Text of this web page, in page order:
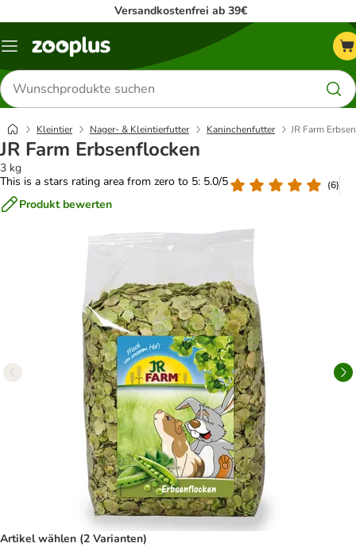
Versandkostenfrei ab 39€
Menü
Produkte
suchen
Kleintier Nager- & Kleintierfutter Kaninchenfutter JR Farm
JR Farm Erbsenflocken
3 kg
This is a stars rating area from zero to 5: 5.0/5
(6)
Produkt bewerten
Artikel wählen (2 Varianten)